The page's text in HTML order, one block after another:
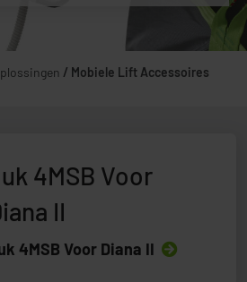
/ Mobiele Lift Accessoires
4MSB Voor
II
4MSB Voor Diana II